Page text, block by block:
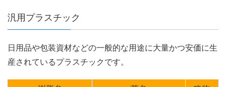
汎用プラスチック
日用品や包装資材などの一般的な用途に大量かつ安価に生
産されているプラスチックです。